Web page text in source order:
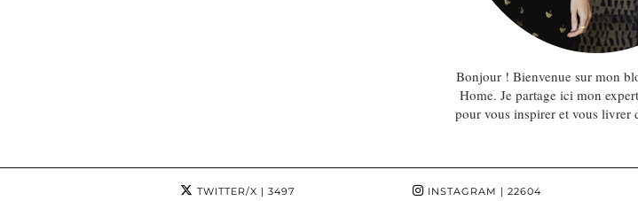
Bonjour ! Bienvenue sur mon
Home. Je partage ici mon
pour vous inspirer et vous livrer
TWITTER/X | 3497 INSTAGRAM | 22604